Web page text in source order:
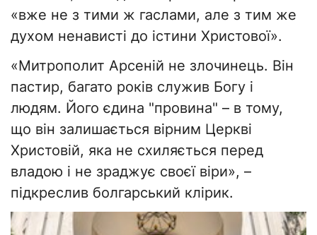
«вже не з тими ж гаслами, але з тим же
духом ненависті до істини Христової».
«Митрополит Арсеній не злочинець. Він
пастир, багато років служив Богу і
людям. Його єдина "провина" – в тому,
що він залишається вірним Церкві
Христовій, яка не схиляється перед
владою і не зраджує своєї віри», –
підкреслив болгарський клірик.